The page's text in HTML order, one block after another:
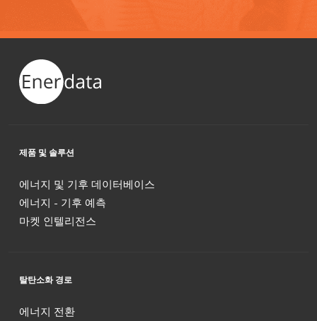
제품 및 솔루션
에너지 및 기후 데이터베이스
에너지 - 기후 예측
마켓 인텔리전스
탈탄소화 경로
에너지 전환